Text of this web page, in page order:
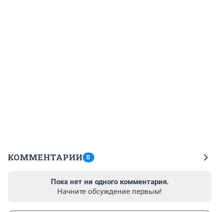
КОММЕНТАРИИ 0
Пока нет ни одного комментария.
Начните обсуждение первым!